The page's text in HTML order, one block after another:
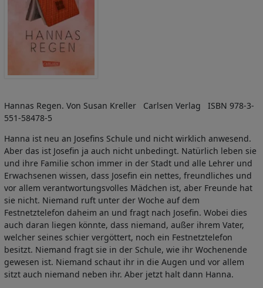
Hannas Regen. Von Susan Kreller Carlsen Verlag ISBN 978-3-
551-58478-5
Hanna ist neu an Josefins Schule und nicht wirklich anwesend.
Aber das ist Josefin ja auch nicht unbedingt. Natürlich leben sie
und ihre Familie schon immer in der Stadt und alle Lehrer und
Erwachsenen wissen, dass Josefin ein nettes, freundliches und
vor allem verantwortungsvolles Mädchen ist, aber Freunde hat
sie nicht. Niemand ruft unter der Woche auf dem
Festnetztelefon daheim an und fragt nach Josefin. Wobei dies
auch daran liegen könnte, dass niemand, außer ihrem Vater,
welcher seines schier vergöttert, noch ein Festnetztelefon
besitzt. Niemand fragt sie in der Schule, wie ihr Wochenende
gewesen ist. Niemand schaut ihr in die Augen und vor allem
sitzt auch niemand neben ihr. Aber jetzt halt dann Hanna.